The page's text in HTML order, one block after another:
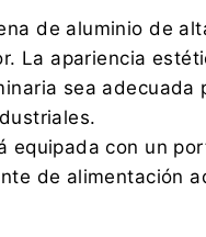
+48 32 284
Korfantego
+48 32 284
de aluminio de
La apariencia
sea adecuada
equipada con un
de alimentación